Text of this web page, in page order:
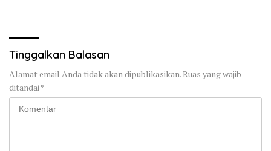
Tinggalkan Balasan
Alamat email Anda tidak akan dipublikasikan.Ruas yang wajib
ditandai *